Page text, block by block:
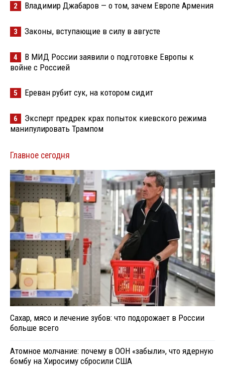
2 Владимир Джабаров — о том, зачем Европе Армения
3 Законы, вступающие в силу в августе
4
В МИД России заявили о подготовке Европы к
войне с Россией
5 Ереван рубит сук, на котором сидит
6
Эксперт предрек крах попыток киевского режима
манипулировать Трампом
Главное сегодня
Сахар, мясо и лечение зубов: что подорожает в России
больше всего
Атомное молчание: почему в ООН «забыли», что ядерную
бомбу на Хиросиму сбросили США